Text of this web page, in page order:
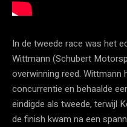
In de tweede race was het
Wittmann (Schubert
overwinning reed. Wittmann
concurrentie en behaalde
eindigde als tweede, terwijl
de finish kwam na een